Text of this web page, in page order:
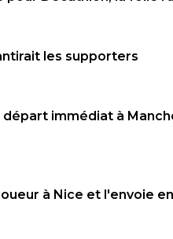
les supporters
départ immédiat à
à Nice et l'envoie en